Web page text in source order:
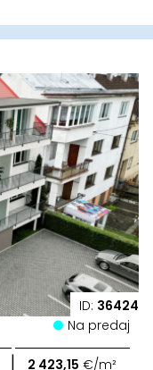
ID: 36424
Na predaj
| 2 423,15 €/m²